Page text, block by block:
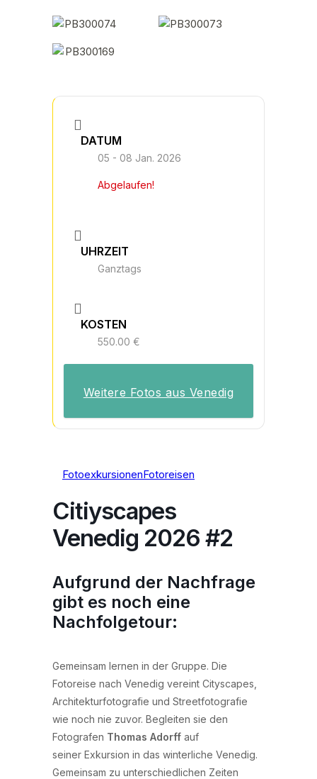
DATUM
05 - 08 Jan. 2026
Abgelaufen!
UHRZEIT
Ganztags
KOSTEN
550.00 €
Weitere Fotos aus Venedig
FotoexkursionenFotoreisen
Citiyscapes
Venedig 2026 #2
Aufgrund der Nachfrage
gibt es noch eine
Nachfolgetour:
Gemeinsam lernen in der Gruppe. Die
Fotoreise nach Venedig vereint Cityscapes,
Architekturfotografie und Streetfotografie
wie noch nie zuvor. Begleiten sie den
Fotografen Thomas Adorff auf
seiner Exkursion in das winterliche Venedig.
Gemeinsam zu unterschiedlichen Zeiten